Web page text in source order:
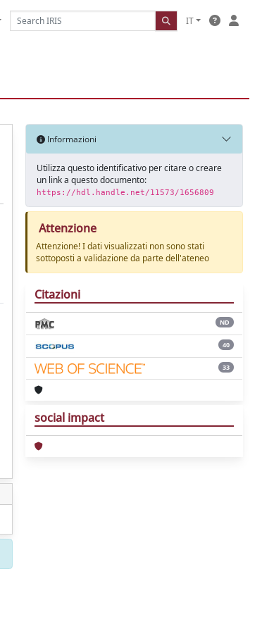
IT
Informazioni
Utilizza questo identificativo per citare o creare
un link a questo documento:
https://hdl.handle.net/11573/1656809
Attenzione
Attenzione! I dati visualizzati non sono stati
sottoposti a validazione da parte dell'ateneo
Citazioni
ND
40
33
social impact